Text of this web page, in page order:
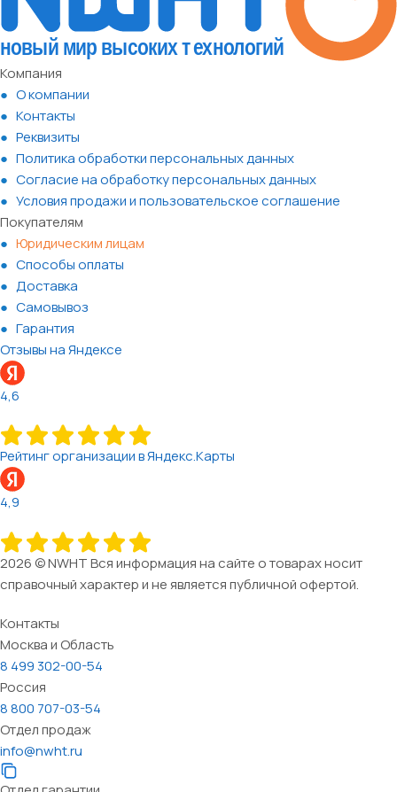
Компания
О компании
Контакты
Реквизиты
Политика обработки персональных данных
Согласие на обработку персональных данных
Условия продажи и пользовательское соглашение
Покупателям
Юридическим лицам
Способы оплаты
Доставка
Самовывоз
Гарантия
Отзывы на Яндексе
4,6
Рейтинг организации в Яндекс.Карты
4,9
2026 © NWHT Вся информация на сайте о товарах носит
справочный характер и не является публичной офертой.
Контакты
Москва и Область
8 499 302-00-54
Россия
8 800 707-03-54
Отдел продаж
info@nwht.ru